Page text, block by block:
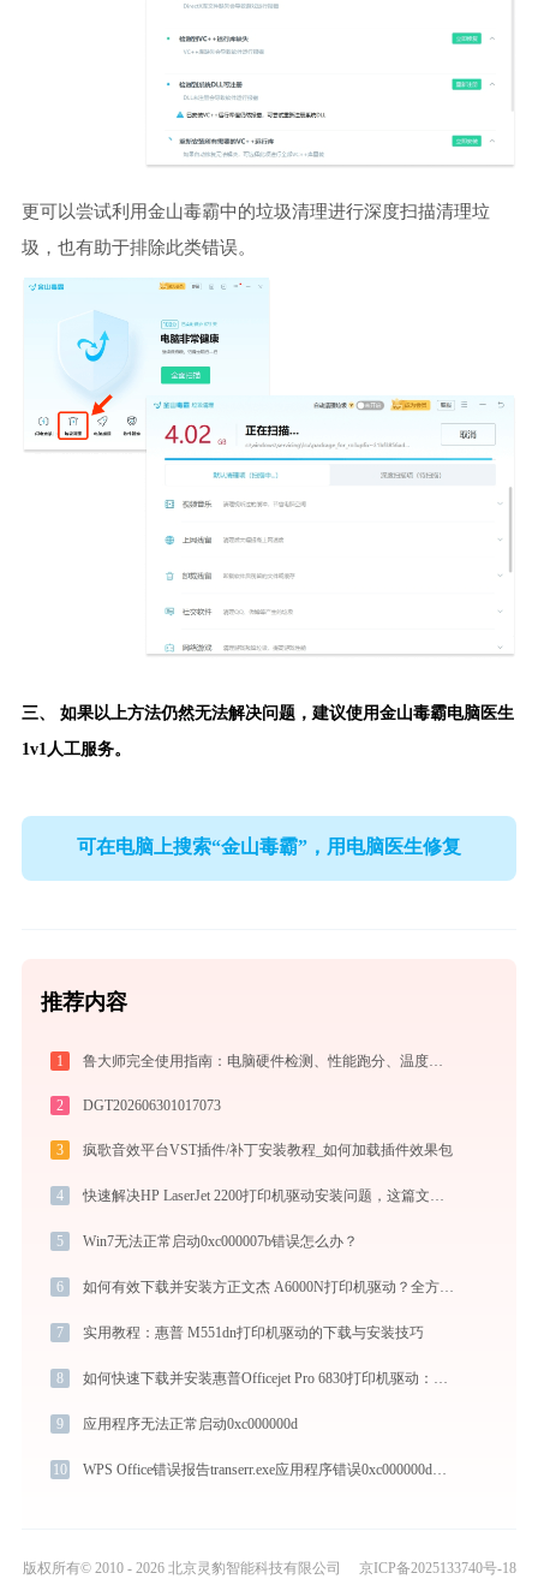
更可以尝试利用金山毒霸中的垃圾清理进行深度扫描清理垃
圾，也有助于排除此类错误。
三、 如果以上方法仍然无法解决问题，建议使用金山毒霸电脑医生
1v1人工服务。
可在电脑上搜索“金山毒霸”，用电脑医生修复
推荐内容
1 鲁大师完全使用指南：电脑硬件检测、性能跑分、温度监控与系统优化一站式攻略
2 DGT202606301017073
3 疯歌音效平台VST插件/补丁安装教程_如何加载插件效果包
4
5 Win7无法正常启动0xc000007b错误怎么办？
6 如何有效下载并安装方正文杰 A6000N打印机驱动？全方位指导手册
7 实用教程：惠普 M551dn打印机驱动的下载与安装技巧
8
9 应用程序无法正常启动0xc000000d
10 WPS Office错误报告transerr.exe应用程序错误0xc000000d解决方法
版权所有© 2010 - 2026 北京灵豹智能科技有限公司 京ICP备2025133740号-18